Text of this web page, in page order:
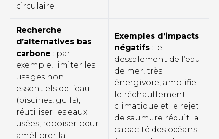
circulaire.
Recherche
d’alternatives bas
carbone : par
exemple, limiter les
usages non
essentiels de l’eau
(piscines, golfs),
réutiliser les eaux
usées, reboiser pour
améliorer la
Exemples d’impacts
négatifs : le
dessalement de l’eau
de mer, très
énergivore, amplifie
le réchauffement
climatique et le rejet
de saumure réduit la
capacité des océans